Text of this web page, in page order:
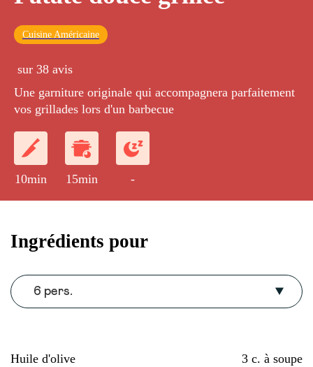
Cuisine Américaine
sur 38 avis
Une garniture originale qui accompagnera parfaitement
vos grillades lors d'un barbecue
10min 15min -
Ingrédients pour
6 pers.
Huile d'olive 3 c. à soupe